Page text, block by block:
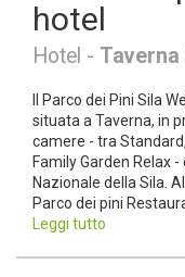
hotel
Hotel - Taverna
Il Parco dei Pini Sila
situata a Taverna, in
camere - tra
Family Garden Relax
Nazionale della Sila.
Parco dei pini
Leggi tutto